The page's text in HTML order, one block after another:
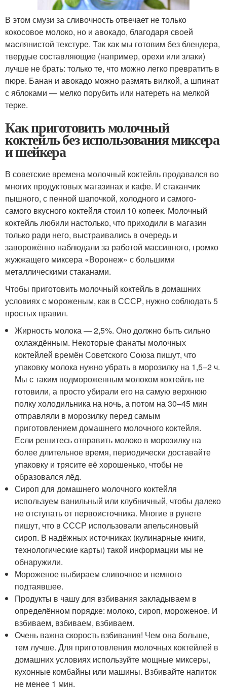
В этом смузи за сливочность отвечает не только
кокосовое молоко, но и авокадо, благодаря своей
маслянистой текстуре. Так как мы готовим без блендера,
твердые составляющие (например, орехи или злаки)
лучше не брать: только те, что можно легко превратить в
пюре. Банан и авокадо можно размять вилкой, а шпинат
с яблоками — мелко порубить или натереть на мелкой
терке.
Как приготовить молочный
коктейль без использования миксера
и шейкера
В советские времена молочный коктейль продавался во
многих продуктовых магазинах и кафе. И стаканчик
пышного, с пенной шапочкой, холодного и самого-
самого вкусного коктейля стоил 10 копеек. Молочный
коктейль любили настолько, что приходили в магазин
только ради него, выстраивались в очередь и
заворожённо наблюдали за работой массивного, громко
жужжащего миксера «Воронеж» с большими
металлическими стаканами.
Чтобы приготовить молочный коктейль в домашних
условиях с мороженым, как в СССР, нужно соблюдать 5
простых правил.
Жирность молока — 2,5%. Оно должно быть сильно
охлаждённым. Некоторые фанаты молочных
коктейлей времён Советского Союза пишут, что
упаковку молока нужно убрать в морозилку на 1,5–2 ч.
Мы с таким подмороженным молоком коктейль не
готовили, а просто убирали его на самую верхнюю
полку холодильника на ночь, а потом на 30–45 мин
отправляли в морозилку перед самым
приготовлением домашнего молочного коктейля.
Если решитесь отправить молоко в морозилку на
более длительное время, периодически доставайте
упаковку и трясите её хорошенько, чтобы не
образовался лёд.
Сироп для домашнего молочного коктейля
используем ванильный или клубничный, чтобы далеко
не отступать от первоисточника. Многие в рунете
пишут, что в СССР использовали апельсиновый
сироп. В надёжных источниках (кулинарные книги,
технологические карты) такой информации мы не
обнаружили.
Мороженое выбираем сливочное и немного
подтаявшее.
Продукты в чашу для взбивания закладываем в
определённом порядке: молоко, сироп, мороженое. И
взбиваем, взбиваем, взбиваем.
Очень важна скорость взбивания! Чем она больше,
тем лучше. Для приготовления молочных коктейлей в
домашних условиях используйте мощные миксеры,
кухонные комбайны или машины. Взбивайте напиток
не менее 1 мин.